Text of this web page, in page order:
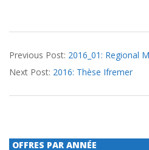
03-
15
Previous Post: 2016_01: Regional
Next Post: 2016: Thèse Ifremer
OFFRES PAR ANNÉE